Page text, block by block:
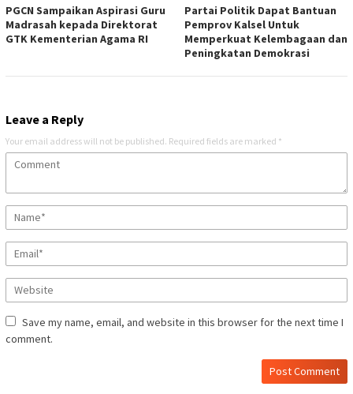
PGCN Sampaikan Aspirasi Guru
Madrasah kepada Direktorat
GTK Kementerian Agama RI
Partai Politik Dapat Bantuan
Pemprov Kalsel Untuk
Memperkuat Kelembagaan dan
Peningkatan Demokrasi
Leave a Reply
Your email address will not be published. Required fields are marked *
Save my name, email, and website in this browser for the next time I
comment.